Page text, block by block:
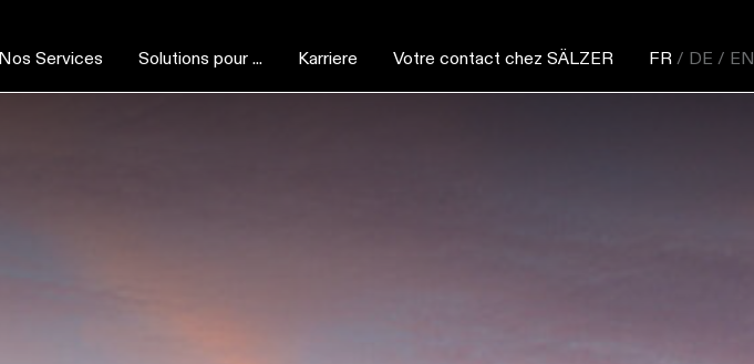
Nos Services Solutions pour ... Karriere Votre contact chez SÄLZER FR / DE / EN